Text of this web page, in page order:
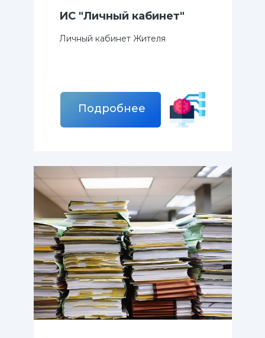
ИС "Личный кабинет"
Личный кабинет Жителя
Подробнее